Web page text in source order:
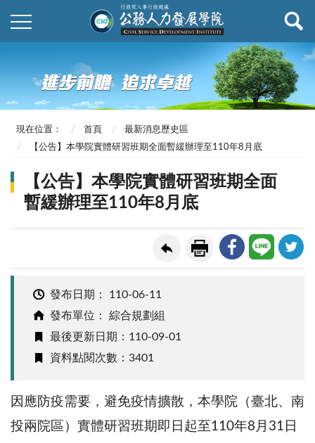
現在位置： 首頁
最新消息歷史區
【公告】本學院實體研習班期全面暫緩辦理至110年8月底
【公告】本學院實體研習班期全面
暫緩辦理至110年8月底
發布日期： 110-06-11
發布單位： 綜合規劃組
最後更新日期：110-09-01
資料點閱次數：3401
因應防疫需要，避免疫情擴散，本學院（臺北、南
投兩院區）實體研習班期即日起至110年8月31日